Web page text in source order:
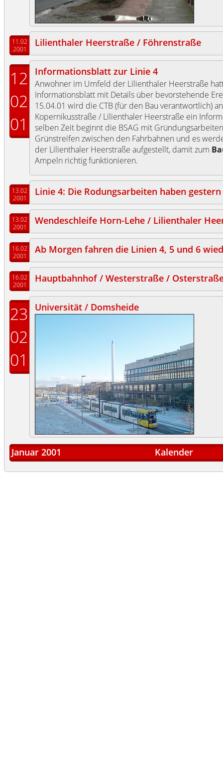
11.02
2001
Lilienthaler Heerstraße / Föhrenstraße
12
02
01
Informationsblatt zur Linie 4
Anwohner im Umfeld der Lilienthaler Heerstraße
Informationsblatt mit Details über bevorstehende
15.04.01 wird die CTB (für den Bau verantwortlich)
Kopernikusstraße / Lilienthaler Heerstraße ein
selben Zeit beginnt die BSAG mit
Grünstreifen zwischen den Fahrbahnen und es
der Lilienthaler Heerstraße aufgestellt, damit zum
Ampeln richtig funktionieren.
13.02
2001
Linie 4: Die Rodungsarbeiten haben
13.02
2001
Wendeschleife Horn-Lehe / Lilienthaler
16.02
2001
Ab Morgen fahren die Linien 4, 5 und 6
16.02
2001
Hauptbahnhof / Westerstraße /
23
02
01
Universität / Domsheide
Januar 2001 Kalender